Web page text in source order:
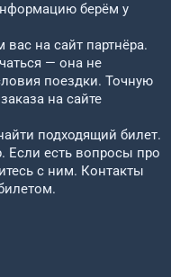
берём у
на сайт партнёра.
— она не
поездки. Точную
на сайте
подходящий билет.
Если есть вопросы про
с ним. Контакты